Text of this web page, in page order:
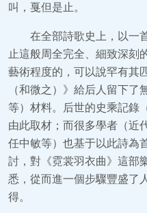
叫，戛但是止。
在全部詩歌史上，以一
止這般周全完全、細致深刻
藝術程度的，可以說罕有其
（和微之）》給后人留下
等）材料。后世的史乘記錄
由此取材；而很多學者（近
任中敏等）也基于以此詩為
討，對《霓裳羽衣曲》這部
悉，從而進一個步驟豐盛了
得。